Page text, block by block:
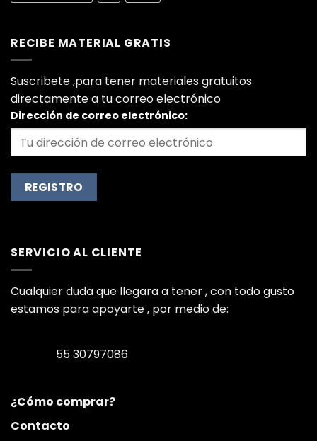
RECIBE MATERIAL GRATIS
Suscribete ,para tener materiales gratuitos
directamente a tu correo electrónico
Dirección de correo electrónico:
SERVICIO AL CLIENTE
Cualquier duda que llegara a tener , con todo gusto
estamos para apoyarte , por medio de:
55 30797086
¿Cómo comprar?
Contacto